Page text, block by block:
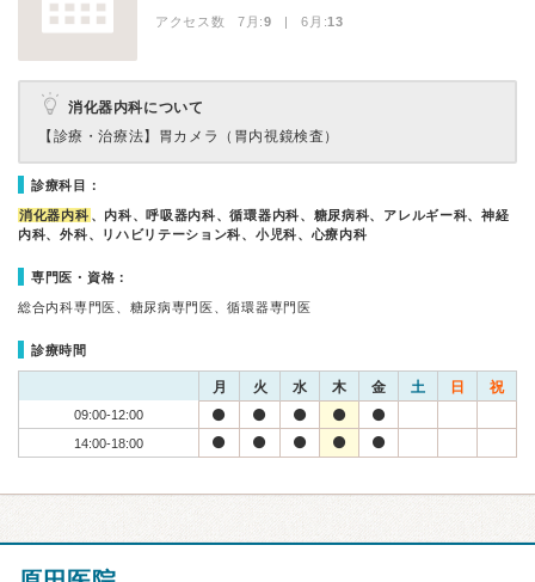
アクセス数 7月:9 | 6月:13
消化器内科について
【診療・治療法】 胃カメラ（胃内視鏡検査）
診療科目：
消化器内科 、内科、呼吸器内科、循環器内科、糖尿病科、アレルギー科、神経
内科、外科、リハビリテーション科、小児科、心療内科
専門医・資格：
総合内科専門医、糖尿病専門医、循環器専門医
診療時間
月 火 水 木 金 土 日 祝
09:00-12:00
14:00-18:00